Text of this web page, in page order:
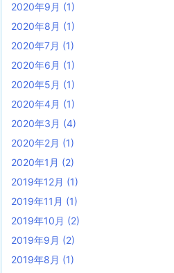
2020年9月 (1)
2020年8月 (1)
2020年7月 (1)
2020年6月 (1)
2020年5月 (1)
2020年4月 (1)
2020年3月 (4)
2020年2月 (1)
2020年1月 (2)
2019年12月 (1)
2019年11月 (1)
2019年10月 (2)
2019年9月 (2)
2019年8月 (1)